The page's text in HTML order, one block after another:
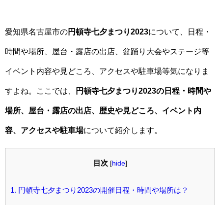
愛知県名古屋市の円頓寺七夕まつり2023について、日程・
時間や場所、屋台・露店の出店、盆踊り大会やステージ等
イベント内容や見どころ、アクセスや駐車場等気になりま
すよね。ここでは、 円頓寺七夕まつり2023の日程・時間や
場所、屋台・露店の出店、歴史や見どころ、イベント内
容、アクセスや駐車場について紹介します。
目次 [hide]
1. 円頓寺七夕まつり2023の開催日程・時間や場所は？